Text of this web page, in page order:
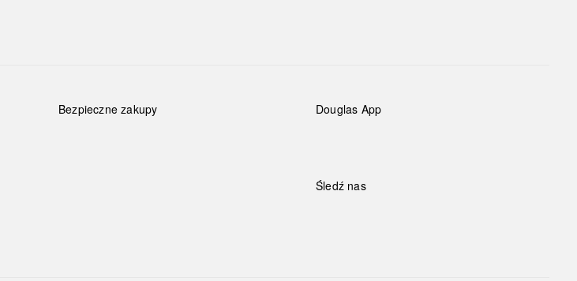
Bezpieczne zakupy Douglas App
Śledź nas